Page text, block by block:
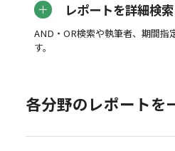
レポートを詳細検索
AND・OR検索や執筆者、期間指
す。
各分野のレポートを